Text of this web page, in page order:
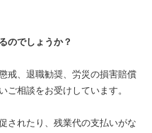
のでしょうか？
戒、退職勧奨、労災の損害賠償
ご相談をお受けしています。
されたり、残業代の支払いがな